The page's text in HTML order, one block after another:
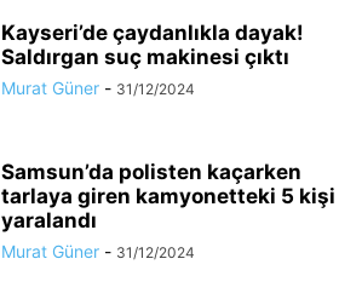
Kayseri’de çaydanlıkla dayak!
Saldırgan suç makinesi çıktı
Murat Güner - 31/12/2024
Samsun’da polisten kaçarken
tarlaya giren kamyonetteki 5 kişi
yaralandı
Murat Güner - 31/12/2024